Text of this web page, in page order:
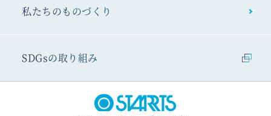
私たちのものづくり
SDGsの取り組み